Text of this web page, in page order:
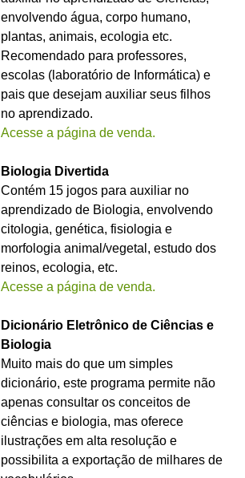
envolvendo água, corpo humano,
plantas, animais, ecologia etc.
Recomendado para professores,
escolas (laboratório de Informática) e
pais que desejam auxiliar seus filhos
no aprendizado.
Acesse a página de venda.
Biologia Divertida
Contém 15 jogos para auxiliar no
aprendizado de Biologia, envolvendo
citologia, genética, fisiologia e
morfologia animal/vegetal, estudo dos
reinos, ecologia, etc.
Acesse a página de venda.
Dicionário Eletrônico de Ciências e
Biologia
Muito mais do que um simples
dicionário, este programa permite não
apenas consultar os conceitos de
ciências e biologia, mas oferece
ilustrações em alta resolução e
possibilita a exportação de milhares de